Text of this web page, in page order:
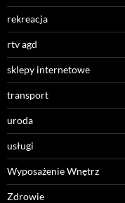
rekreacja
rtv agd
sklepy internetowe
transport
uroda
usługi
Wyposażenie Wnętrz
Zdrowie